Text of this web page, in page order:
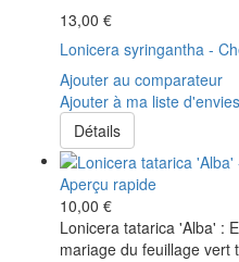
13,00 €
Lonicera syringantha -
Ajouter au comparateur
Ajouter à ma liste d'envies
Détails
Aperçu rapide
10,00 €
Lonicera tatarica 'Alba' :
mariage du feuillage vert